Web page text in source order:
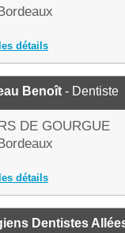
détails
Benoît - Dentiste
DE GOURGUE
détails
Dentistes